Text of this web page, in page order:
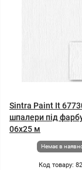
Sintra Paint It
шпалери під
06x25 м
Немає в
Код товару: